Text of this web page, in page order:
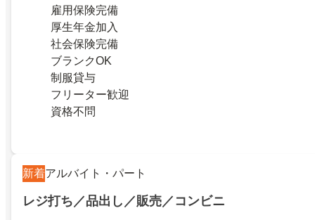
雇用保険完備
厚生年金加入
社会保険完備
ブランクOK
制服貸与
フリーター歓迎
資格不問
新着アルバイト・パート
レジ打ち／品出し／販売／コンビニ